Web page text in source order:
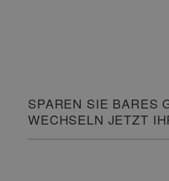
SPAREN SIE BARES
WECHSELN JETZT